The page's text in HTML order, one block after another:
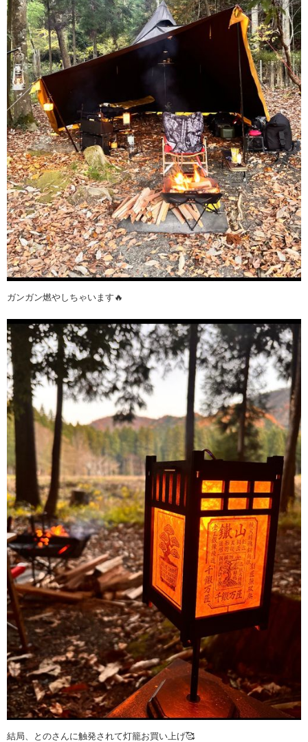
ガンガン燃やしちゃいます🔥
結局、とのさんに触発されて灯籠お買い上げ🥰